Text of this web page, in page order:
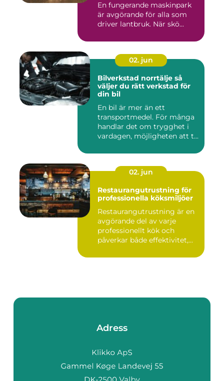
En fungerande maskinpark
är avgörande för alla som
driver lantbruk. När skö...
02. jun
Bilverkstad norrtälje så
väljer du rätt verkstad för
din bil
En bil är mer än ett
transportmedel. För många
handlar det om trygghet i
vardagen, möjligheten att t...
02. jun
Restaurangutrustning för
professionella köksmiljöer
Restaurangutrustning är en
avgörande del av varje
professionellt kök och
påverkar både effektivitet,...
Adress